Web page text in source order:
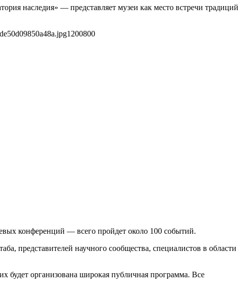
наследия» — представляет музеи как место встречи традиций
1200800
конференций — всего пройдет около 100 событий.
представителей научного сообщества, специалистов в области
будет организована широкая публичная программа. Все